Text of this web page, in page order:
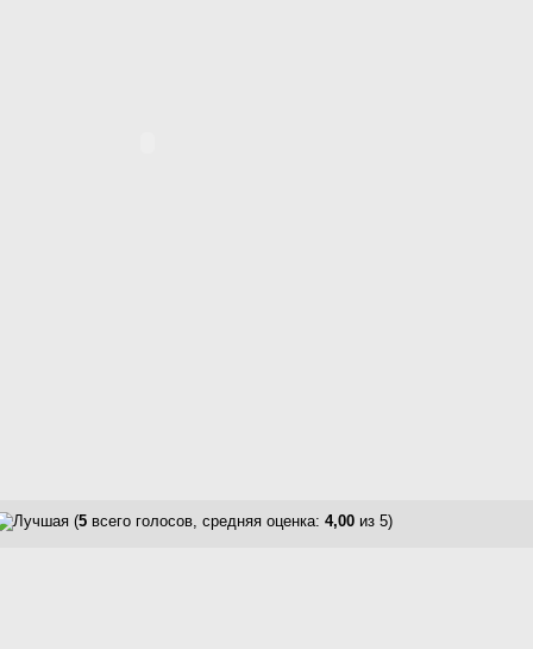
(5 всего голосов, средняя оценка: 4,00 из 5)